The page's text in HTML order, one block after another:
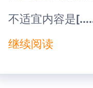
不适宜内容是
继续阅读